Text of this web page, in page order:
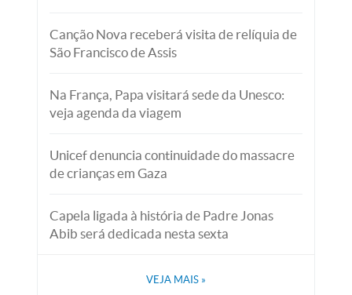
Canção Nova receberá visita de relíquia de
São Francisco de Assis
Na França, Papa visitará sede da Unesco:
veja agenda da viagem
Unicef denuncia continuidade do massacre
de crianças em Gaza
Capela ligada à história de Padre Jonas
Abib será dedicada nesta sexta
VEJA MAIS »